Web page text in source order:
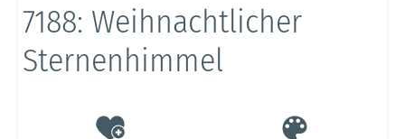
7188: Weihnachtlicher
Sternenhimmel